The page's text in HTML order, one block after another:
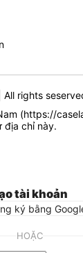
rights
(https://
địa chỉ này.
tài khoản
ký bằng
HOẶC